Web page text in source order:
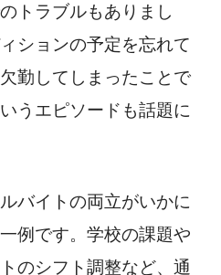
トラブルもありまし
ションの予定を忘れて
勤してしまったことで
うエピソードも話題に
バイトの両立がいかに
例です。学校の課題や
のシフト調整など、通